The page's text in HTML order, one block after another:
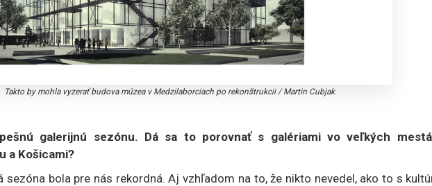
Takto by mohla vyzerať budova múzea v Medzilaborciach po rekonštrukcii/Martin Cubjak
galerijnú sezónu. Dá sa to porovnať s galériami vo veľkých
a Košicami?
sezóna bola pre nás rekordná. Aj vzhľadom na to, že nikto nevedel, ako to s